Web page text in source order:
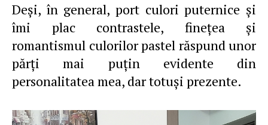
Deşi, în general, port culori puternice şi
îmi plac contrastele, fineţea şi
romantismul culorilor pastel răspund unor
părţi mai puţin evidente din
personalitatea mea, dar totuşi prezente.